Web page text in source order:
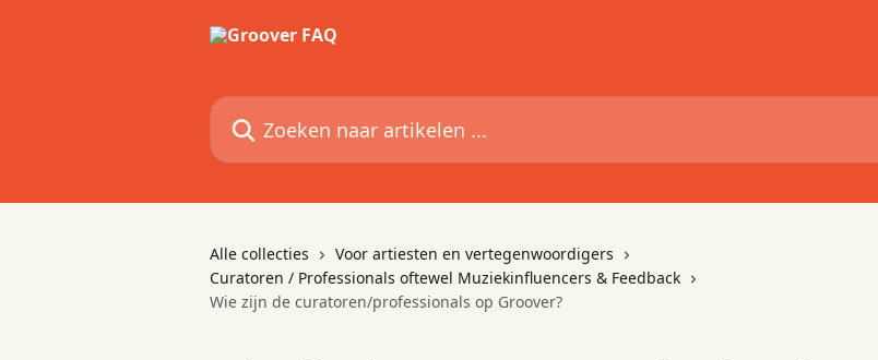
Zoeken naar artikelen ...
Alle collecties
Voor artiesten en vertegenwoordigers
Curatoren / Professionals oftewel Muziekinfluencers & Feedback
Wie zijn de curatoren/professionals op Groover?